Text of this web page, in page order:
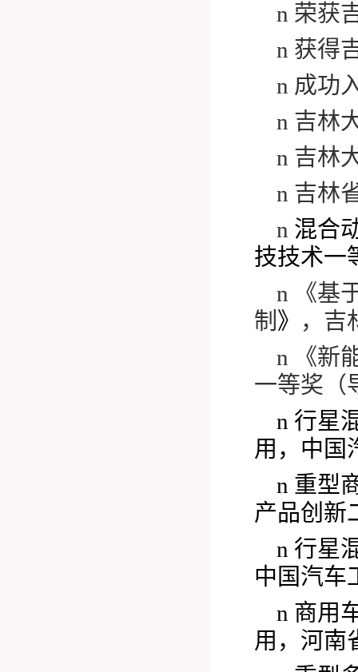
n 荣获
n 获得
n 成功
n 吉林
n 吉林
n 吉林
n 混合
技技术一
n
《基
制 》
，吉
n
《新
一等奖（
n 行星
用，中国
n 重型
产品创新
n 行星
中国汽车
n 商用
用，河南